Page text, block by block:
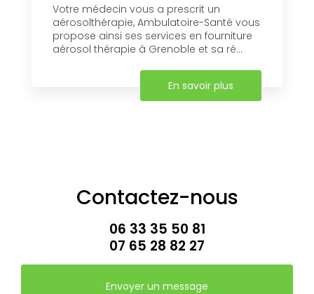
Votre médecin vous a prescrit un
aérosolthérapie, Ambulatoire-Santé vous
propose ainsi ses services en fourniture
aérosol thérapie à Grenoble et sa ré...
En savoir plus
Contactez-nous
06 33 35 50 81
07 65 28 82 27
Envoyer un message